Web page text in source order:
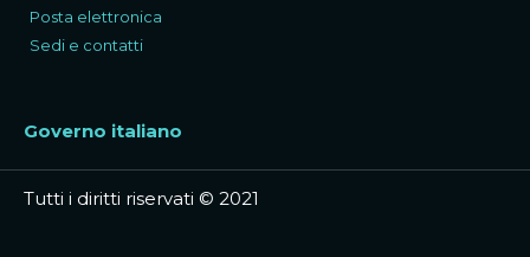
Posta elettronica
Sedi e contatti
Governo italiano
Tutti i diritti riservati © 2021